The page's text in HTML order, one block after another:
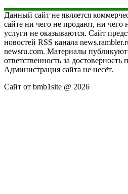
Данный сайт не является
сайте ни чего не продают, ни чего
услуги не оказываются. Сайт
новостей RSS канала
newsru.com. Материалы
ответственность за
Администрация сайта не несёт.
Сайт от bmb1site @ 2026